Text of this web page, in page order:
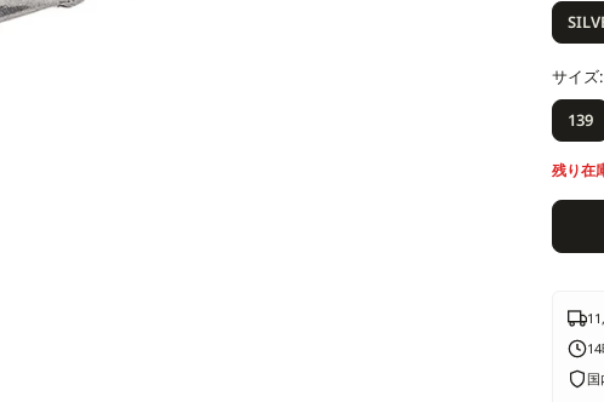
価
サイズ:
139
残り在
国